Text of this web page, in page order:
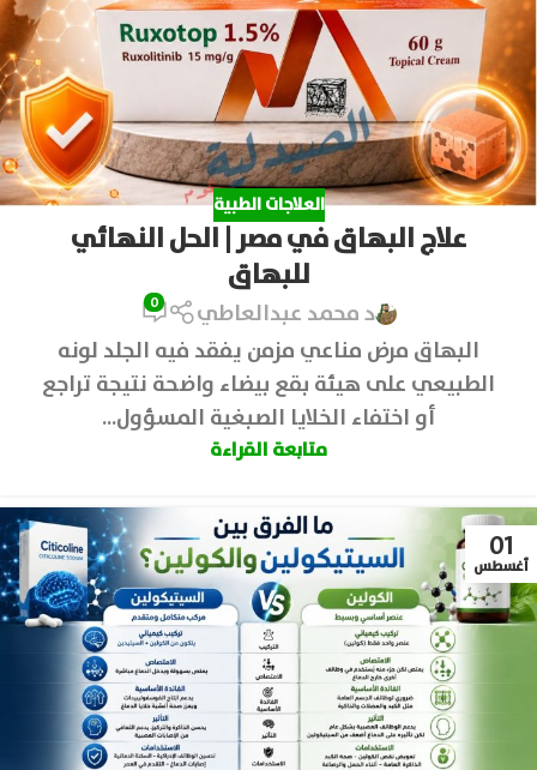
العلاجات الطبية
علاج البهاق في مصر | الحل النهائي
للبهاق
د محمد عبدالعاطي 0
البهاق مرض مناعي مزمن يفقد فيه الجلد لونه
الطبيعي على هيئة بقع بيضاء واضحة نتيجة تراجع
أو اختفاء الخلايا الصبغية المسؤول...
متابعة القراءة
01
أغسطس